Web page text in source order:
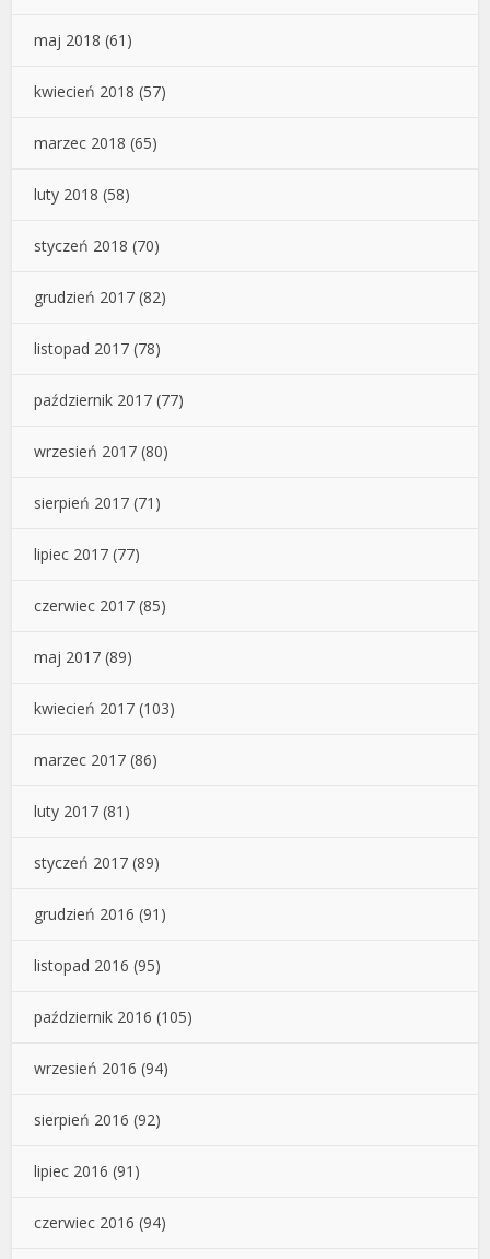
maj 2018 (61)
kwiecień 2018 (57)
marzec 2018 (65)
luty 2018 (58)
styczeń 2018 (70)
grudzień 2017 (82)
listopad 2017 (78)
październik 2017 (77)
wrzesień 2017 (80)
sierpień 2017 (71)
lipiec 2017 (77)
czerwiec 2017 (85)
maj 2017 (89)
kwiecień 2017 (103)
marzec 2017 (86)
luty 2017 (81)
styczeń 2017 (89)
grudzień 2016 (91)
listopad 2016 (95)
październik 2016 (105)
wrzesień 2016 (94)
sierpień 2016 (92)
lipiec 2016 (91)
czerwiec 2016 (94)